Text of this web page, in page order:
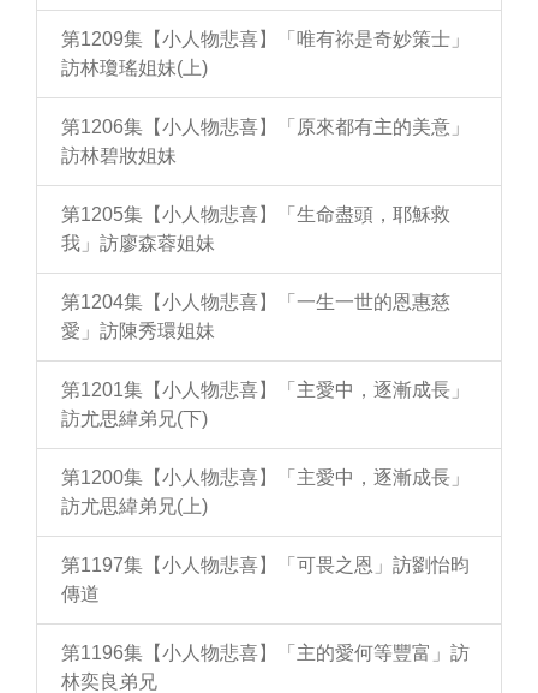
第1209集【小人物悲喜】「唯有祢是奇妙策士」
訪林瓊瑤姐妹(上)
第1206集【小人物悲喜】「原來都有主的美意」
訪林碧妝姐妹
第1205集【小人物悲喜】「生命盡頭，耶穌救
我」訪廖森蓉姐妹
第1204集【小人物悲喜】「一生一世的恩惠慈
愛」訪陳秀環姐妹
第1201集【小人物悲喜】「主愛中，逐漸成長」
訪尤思緯弟兄(下)
第1200集【小人物悲喜】「主愛中，逐漸成長」
訪尤思緯弟兄(上)
第1197集【小人物悲喜】「可畏之恩」訪劉怡昀
傳道
第1196集【小人物悲喜】「主的愛何等豐富」訪
林奕良弟兄